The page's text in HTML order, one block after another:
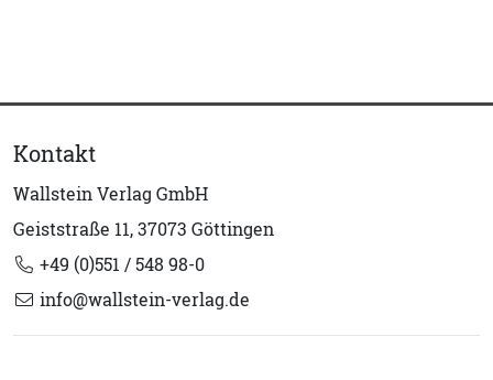
Kontakt
Wallstein Verlag GmbH
Geiststraße 11, 37073 Göttingen
+49 (0)551 / 548 98-0
info@wallstein-verlag.de